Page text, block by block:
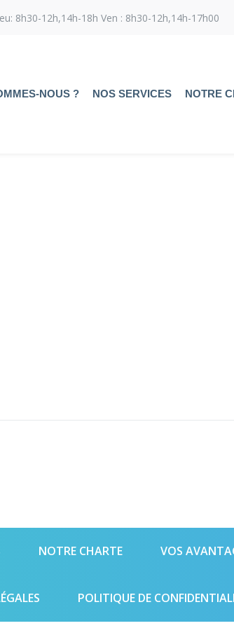
8h30-12h,14h-18h Ven : 8h30-12h,14h-17h00
NOUS ? NOS SERVICES NOTRE
NOTRE CHARTE VOS
POLITIQUE DE